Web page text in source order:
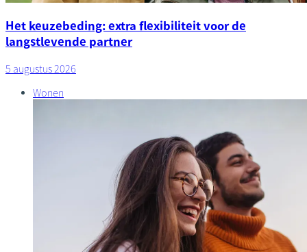
Het keuzebeding: extra flexibiliteit voor de
langstlevende partner
5 augustus 2026
Wonen